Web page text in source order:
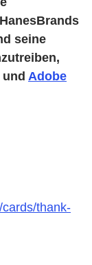
seine
und Adobe
thank-